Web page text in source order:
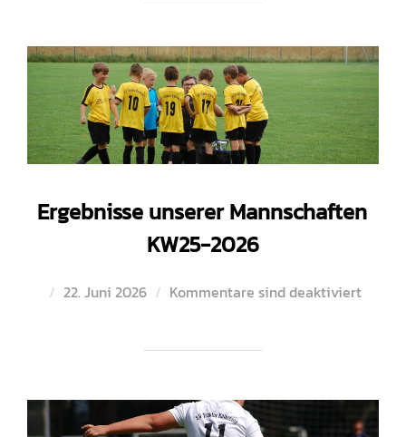
Ergebnisse unserer Mannschaften
KW25-2026
Veröffentlicht
22. Juni 2026 Kommentare sind deaktiviert